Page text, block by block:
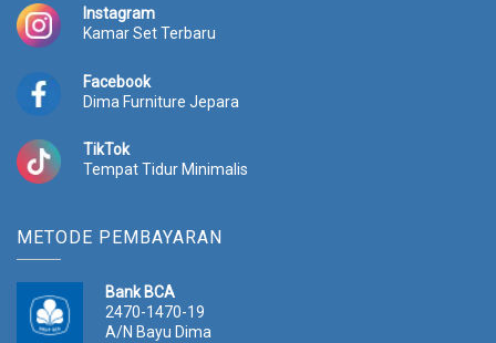
Instagram
Kamar Set Terbaru
Facebook
Dima Furniture Jepara
TikTok
Tempat Tidur Minimalis
METODE PEMBAYARAN
Bank BCA
2470-1470-19
A/N Bayu Dima